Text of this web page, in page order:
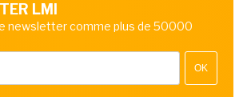
LMI
newsletter comme plus de 50000
OK